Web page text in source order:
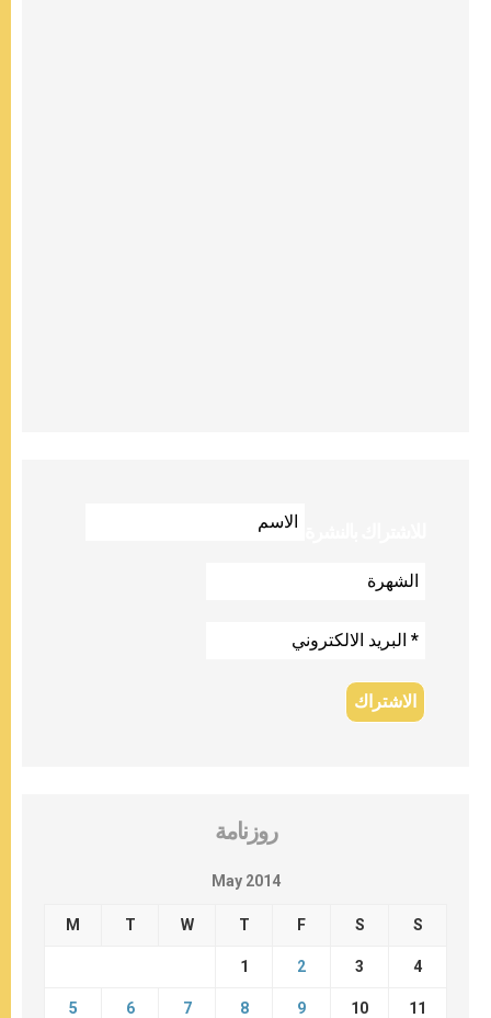
روزنامة
May 2014
M T W T F S S
1 2 3 4
5 6 7 8 9 10 11